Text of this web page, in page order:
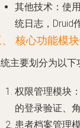
其他技术 ：使
统日志，Druid
核心功能模
主要划分为以下
权限管理模块
的登录验证、
患者档案管理